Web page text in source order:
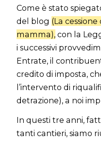
Come è stato
del blog (La
mamma),con la
i successivi
Entrate, il
credito di imposta,
l’intervento di
detrazione), a noi
In questi tre anni,
tanti cantieri, siamo